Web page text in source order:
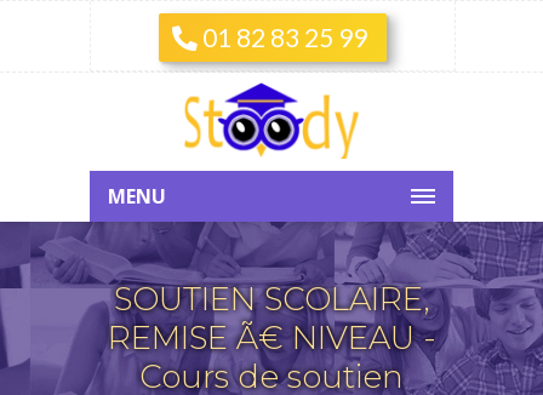
01 82 83 25 99
MENU
SOUTIEN SCOLAIRE,
REMISE Ã€ NIVEAU -
Cours de soutien